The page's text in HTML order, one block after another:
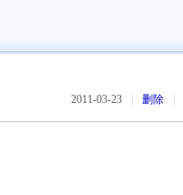
2011-03-23 删除